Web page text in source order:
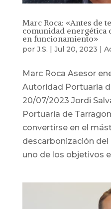
Marc Roca: «Antes de
comunidad energética
en funcionamiento»
por J.S. | Jul 20, 2023 |
Marc Roca Asesor
Autoridad Portuaria
20/07/2023 Jordi
Portuaria de
convertirse en el
descarbonización
uno de los objetivos